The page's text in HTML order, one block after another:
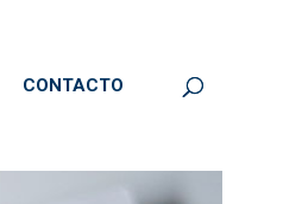
CONTACTO